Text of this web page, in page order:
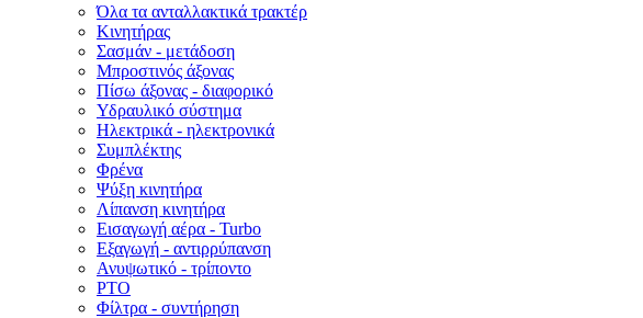
Όλα τα ανταλλακτικά τρακτέρ
Κινητήρας
Σασμάν - μετάδοση
Μπροστινός άξονας
Πίσω άξονας - διαφορικό
Υδραυλικό σύστημα
Ηλεκτρικά - ηλεκτρονικά
Συμπλέκτης
Φρένα
Ψύξη κινητήρα
Λίπανση κινητήρα
Εισαγωγή αέρα - Turbo
Εξαγωγή - αντιρρύπανση
Ανυψωτικό - τρίποντο
PTO
Φίλτρα - συντήρηση